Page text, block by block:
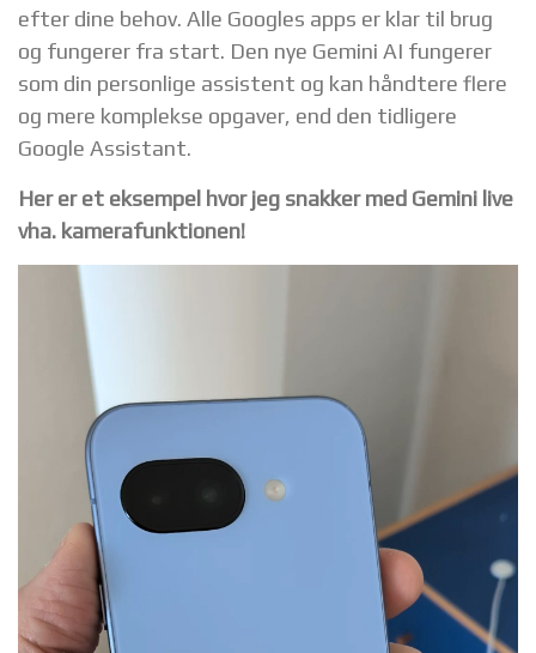
efter dine behov. Alle Googles apps er klar til brug
og fungerer fra start. Den nye Gemini AI fungerer
som din personlige assistent og kan håndtere flere
og mere komplekse opgaver, end den tidligere
Google Assistant.
Her er et eksempel hvor jeg snakker med Gemini live
vha. kamerafunktionen!